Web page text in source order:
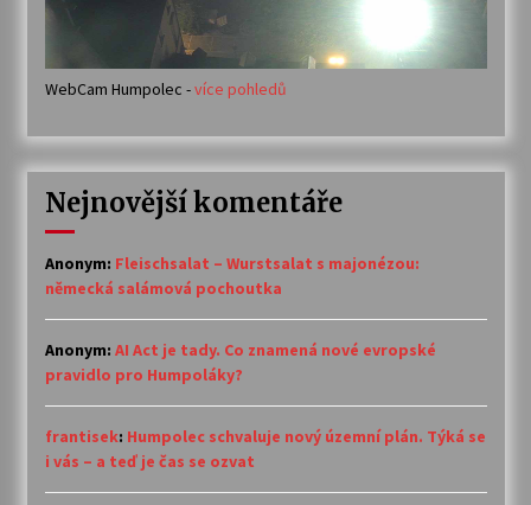
WebCam Humpolec -více pohledů
Nejnovější komentáře
Anonym: Fleischsalat – Wurstsalat s majonézou:
německá salámová pochoutka
Anonym: AI Act je tady. Co znamená nové evropské
pravidlo pro Humpoláky?
frantisek: Humpolec schvaluje nový územní plán. Týká se
i vás – a teď je čas se ozvat